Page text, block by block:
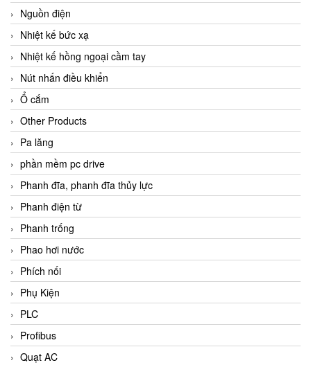
Nguồn điện
Nhiệt kế bức xạ
Nhiệt kế hồng ngoại cầm tay
Nút nhấn điều khiển
Ổ cắm
Other Products
Pa lăng
phần mềm pc drive
Phanh đĩa, phanh đĩa thủy lực
Phanh điện từ
Phanh trống
Phao hơi nước
Phích nối
Phụ Kiện
PLC
Profibus
Quạt AC